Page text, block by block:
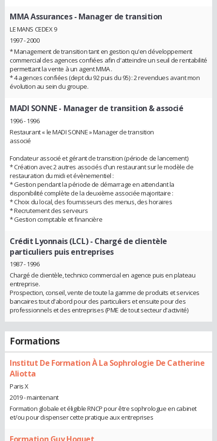
MMA Assurances- Manager de transition
LE MANS CEDEX 9
1997 - 2000
* Management de transition tant en gestion qu'en développement
commercial des agences confiées afin d'atteindre un seuil de rentabilité
permettant la vente à un agent MMA .
* 4 agences confiées (dept du 92 puis du 95) : 2 revendues avant mon
évolution au sein du groupe.
MADI SONNE- Manager de transition & associé
1996 - 1996
Restaurant « le MADI SONNE » Manager de transition
associé
Fondateur associé et gérant de transition (période de lancement)
* Création avec 2 autres associés d'un restaurant sur le modèle de
restauration du midi et évènementiel :
* Gestion pendant la période de démarrage en attendant la
disponibilité complète de la deuxième associée majoritaire :
* Choix du local, des fournisseurs des menus, des horaires
* Recrutement des serveurs
* Gestion comptable et financière
Crédit Lyonnais (LCL)- Chargé de clientèle
particuliers puis entreprises
1987 - 1996
Chargé de clientèle, technico commercial en agence puis en plateau
entreprise.
Prospection, conseil, vente de toute la gamme de produits et services
bancaires tout d'abord pour des particuliers et ensuite pour des
professionnels et des entreprises (PME de tout secteur d'activité)
Formations
Institut De Formation À La Sophrologie De Catherine
Aliotta
Paris X
2019 - maintenant
Formation globale et éligible RNCP pour être sophrologue en cabinet
et/ou pour dispenser cette pratique aux entreprises